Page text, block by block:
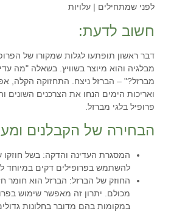
לפני שמתחילים | עלויות
חשוב לדעת:
דבר ראשון תופתעו לגלות שמקורו של
מבלגיה והוא מיוצר בשוויץ. בשאלה "מה
מברזל?" – הברזל ניצח. התחזוקה הקלה,
ואריכות הימים הנחו את הצרכנים השונים
פרופיל בלגי מברזל.
הבחירה של הקבלנים
המסגרת העדינה והדקה: בשל חוזקו
להשתמש בפרופילים דקים במיוחד
החוזק של הברזל: הברזל הוא חומר
מכולם. יתרון זה מאפשר שימוש
במקומות בהם מדובר בחלונות